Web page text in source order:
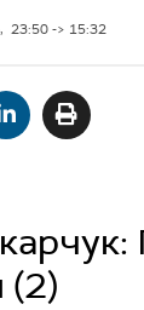
23:50 -> 15:32
(2)